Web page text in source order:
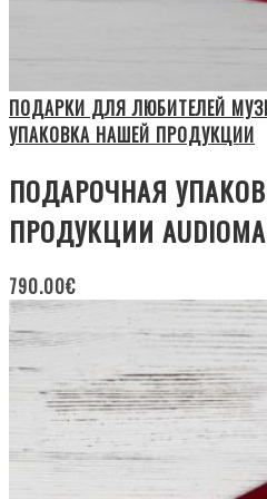
ПОДАРКИ ДЛЯ ЛЮБИТЕЛЕЙ
УПАКОВКА НАШЕЙ ПРОДУКЦИИ
ПОДАРОЧНАЯ
ПРОДУКЦИИ
790.00€